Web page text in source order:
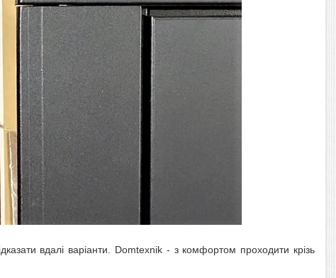
вдалі варіанти. Domtexnik - з комфортом проходити крізь